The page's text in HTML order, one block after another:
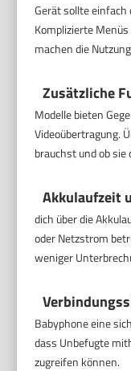
Gerät sollte einfach
Komplizierte
machen die
Zusätzliche
Modelle bieten
Videoübertragung.
brauchst und ob
Akkulaufzeit
dich über die
oder Netzstrom
weniger
Babyphone eine
dass Unbefugte
zugreifen können.